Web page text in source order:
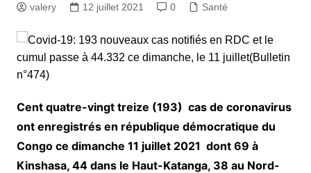
valery 12 juillet 2021 0 Santé
Cent quatre-vingt treize (193) cas de coronavirus
ont enregistrés en république démocratique du
Congo ce dimanche 11 juillet 2021 dont 69 à
Kinshasa, 44 dans le Haut-Katanga, 38 au Nord-